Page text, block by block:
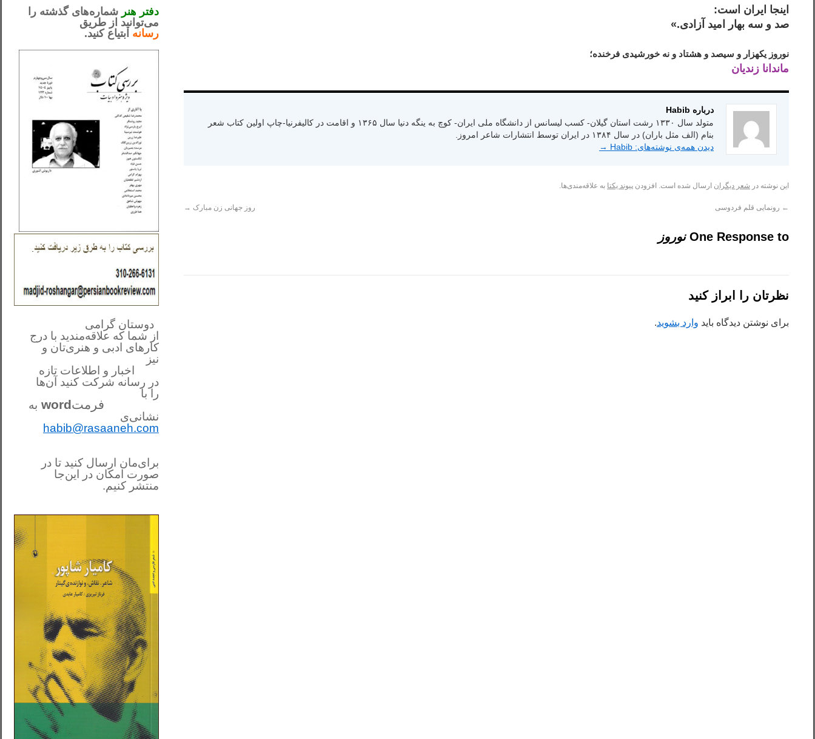
اینجا ایران است:
صد و سه بهار امید آزادی.»
نوروز یکهزار و سیصد و هشتاد و نه خورشیدی فرخنده؛
ماندانا زندیان
درباره Habib
متولد سال ۱۳۳۰ رشت استان گیلان- کسب لیسانس از دانشگاه ملی ایران- کوچ به ینگه دنیا سال ۱۳۶۵ و اقامت در کالیفرنیا-چاپ اولین کتاب شعر
بنام (الف مثل باران) در سال ۱۳۸۴ در ایران توسط انتشارات شاعر امروز.
دیدن همه‌ی نوشته‌های: Habib
→
این نوشته در شعر دیگران ارسال شده است. افزودن پیوند یکتا به علاقه‌مندی‌ها.
← رونمایی قلم فردوسی روز جهانی زن مبارک →
One Response to نوروز
نظرتان را ابراز کنید
برای نوشتن دیدگاه باید وارد بشوید.
دفتر هنر شماره‌های گذشته را
می‌توانید از طریق
رسانه ابتیاع کنید.
دوستان گرامی
از شما که علاقه‌مندید با درج
کارهای‌ ادبی و هنری‌تان و
نیز
اخبار و اطلاعات تازه
در رسانه شرکت کنید آن‌ها
را با
فرمتword به
نشانی‌ی
habib@rasaaneh.com
برای‌مان ارسال کنید تا در
صورت امکان در این‌جا
منتشر کنیم.